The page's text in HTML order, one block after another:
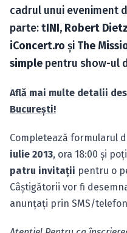
cadrul unui eveniment
parte:tINI, Robert Dietz
iConcert.ro şi The
simple pentru show-ul
Află mai multe detalii
Bucureşti!
Completează formularul
iulie 2013, ora 18:00 şi
patru invitaţii pentru o
Câştigătorii vor fi
anunţaţi prin SMS/